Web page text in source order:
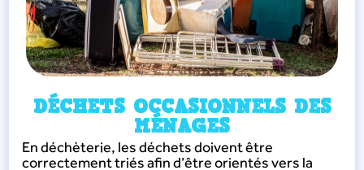
DÉCHETS OCCASIONNELS DES
MÉNAGES
En déchèterie, les déchets doivent être
correctement triés afin d’être orientés vers la